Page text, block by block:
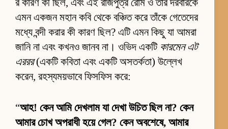
র কারণ কী ছিল, এবং এই রাজপুত্র রোম ও তাঁর দরবারকে
এমন একজন মহান কবি থেকে বঞ্চিত করে তাঁকে গেতেদের
মধ্যে বন্দী করার কী কারণ ছিল? এটি এমন কিছু যা আমরা
জানি না এবং কখনও জানব না। ওভিদ একটি কারমেন এট
এররর(একটি কবিতা এবং একটি অসতর্কতা) উল্লেখ
করেন, রহস্যময়ভাবে ফিসফিস করে:
“আহ! কেন আমি দেখলাম যা দেখা উচিত ছিল না? কেন
আমার চোখ অপরাধী হয়ে গেল? কেন অবশেষে, আমার